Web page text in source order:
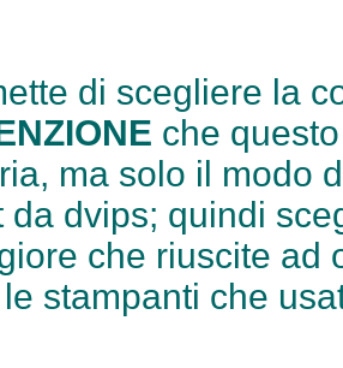
di scegliere la
che
ma solo il modo
da dvips; quindi
che riuscite ad
stampanti che